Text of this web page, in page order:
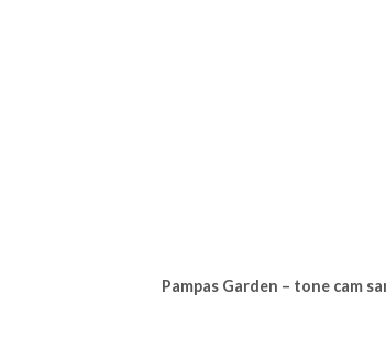
Pampas Garden – tone cam